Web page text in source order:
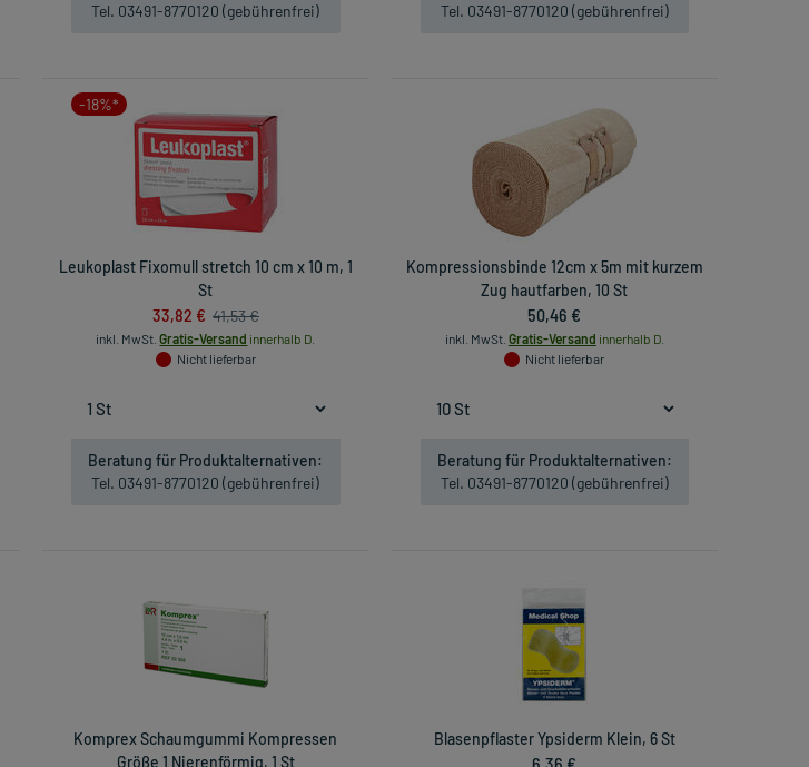
Tel. 03491-8770120 (gebührenfrei)
Tel. 03491-8770120 (gebührenfrei)
-18%*
Leukoplast Fixomull stretch 10 cm x 10 m, 1
St
33,82 € 41,53 €
inkl. MwSt. Gratis-Versand innerhalb D.
Nicht lieferbar
Beratung für Produktalternativen:
Tel. 03491-8770120 (gebührenfrei)
Kompressionsbinde 12cm x 5m mit kurzem
Zug hautfarben, 10 St
50,46 €
inkl. MwSt. Gratis-Versand innerhalb D.
Nicht lieferbar
Beratung für Produktalternativen:
Tel. 03491-8770120 (gebührenfrei)
Komprex Schaumgummi Kompressen
Größe 1 Nierenförmig, 1 St
Blasenpflaster Ypsiderm Klein, 6 St